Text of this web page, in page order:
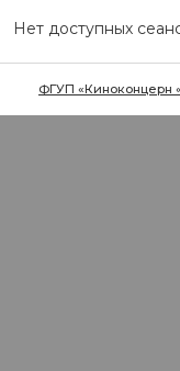
Нет доступных
ФГУП «Киноконцерн